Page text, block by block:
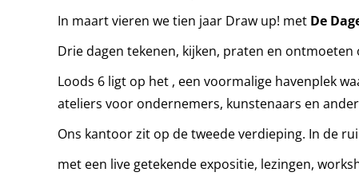
In maart vieren we tien jaar Draw up! met De
Drie dagen tekenen, kijken, praten en ontmoeten
Loods 6 ligt op het , een voormalige havenplek
ateliers voor ondernemers, kunstenaars en
Ons kantoor zit op de tweede verdieping. In de
met een live getekende expositie, lezingen,